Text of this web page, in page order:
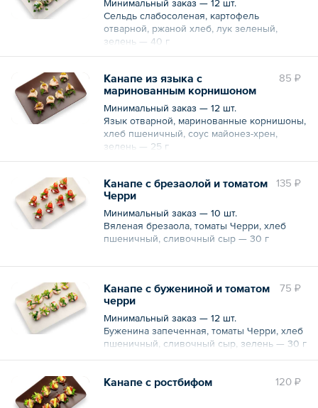
Минимальный заказ — 12 шт.
Сельдь слабосоленая, картофель
отварной, ржаной хлеб, лук зеленый,
зелень — 40 г
85 ₽
Канапе из языка с
маринованным корнишоном
Минимальный заказ — 12 шт.
Язык отварной, маринованные корнишоны,
хлеб пшеничный, соус майонез-хрен,
зелень — 25 г
135 ₽
Канапе с брезаолой и томатом
Черри
Минимальный заказ — 10 шт.
Вяленая брезаола, томаты Черри, хлеб
пшеничный, сливочный сыр — 30 г
75 ₽
Канапе с бужениной и томатом
черри
Минимальный заказ — 12 шт.
Буженина запеченная, томаты Черри, хлеб
пшеничный, сливочный сыр, зелень — 30 г
120 ₽
Канапе с ростбифом